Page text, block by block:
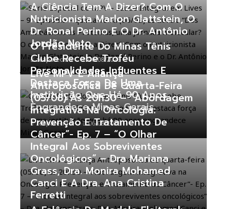
A Ciência Tem A Dizer? Com O
Nutricionista Marlon Glattstein, O
Dr. Ronal Perino E O Dr. Antônio
Jordão Neto
zeaparecido 06/08/2026
O Presidente Do Minas Tênis
Clube Recebe Troféu
Personalidades Influentes E
Destaca Força De Uma
Instituição Que Há 90 Anos
Engrandece Minas Gerais
zeaparecido 06/08/2026
Live MPV E Aliança
Antroposófica De Quarta-Feira
(05/08) Às 20h30 – “Abordagem
Integrativa Na Oncologia:
Prevenção E Tratamento De
Câncer”- Ep. 7 – “O Olhar
Integral Aos Sobreviventes
Oncológicos” – Dra Mariana
Grass, Dra. Monira Mohamed
Canci E A Dra. Ana Cristina
Ferretti